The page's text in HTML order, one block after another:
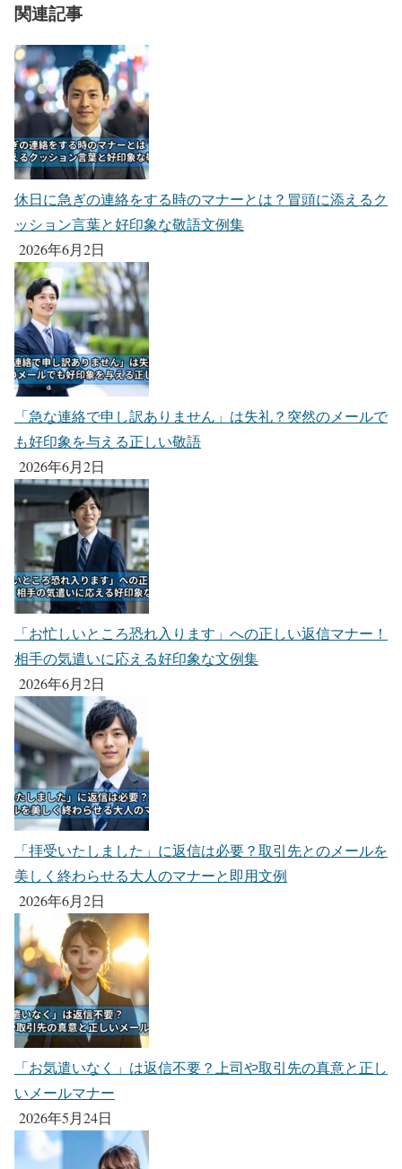
関連記事
休日に急ぎの連絡をする時のマナーとは？冒頭に添えるク
ッション言葉と好印象な敬語文例集
2026年6月2日
「急な連絡で申し訳ありません」は失礼？突然のメールで
も好印象を与える正しい敬語
2026年6月2日
「お忙しいところ恐れ入ります」への正しい返信マナー！
相手の気遣いに応える好印象な文例集
2026年6月2日
「拝受いたしました」に返信は必要？取引先とのメールを
美しく終わらせる大人のマナーと即用文例
2026年6月2日
「お気遣いなく」は返信不要？上司や取引先の真意と正し
いメールマナー
2026年5月24日